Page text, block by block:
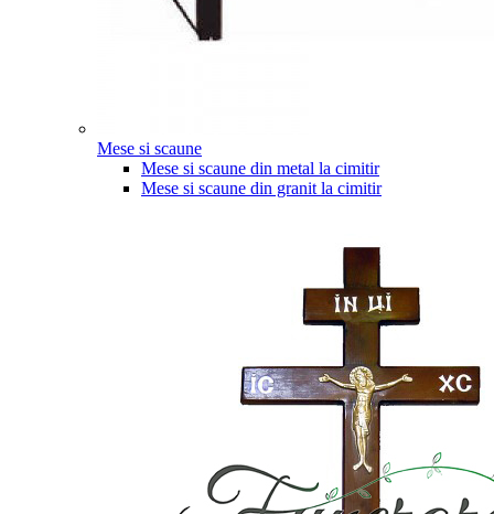
Mese si scaune
Mese si scaune din metal la cimitir
Mese si scaune din granit la cimitir